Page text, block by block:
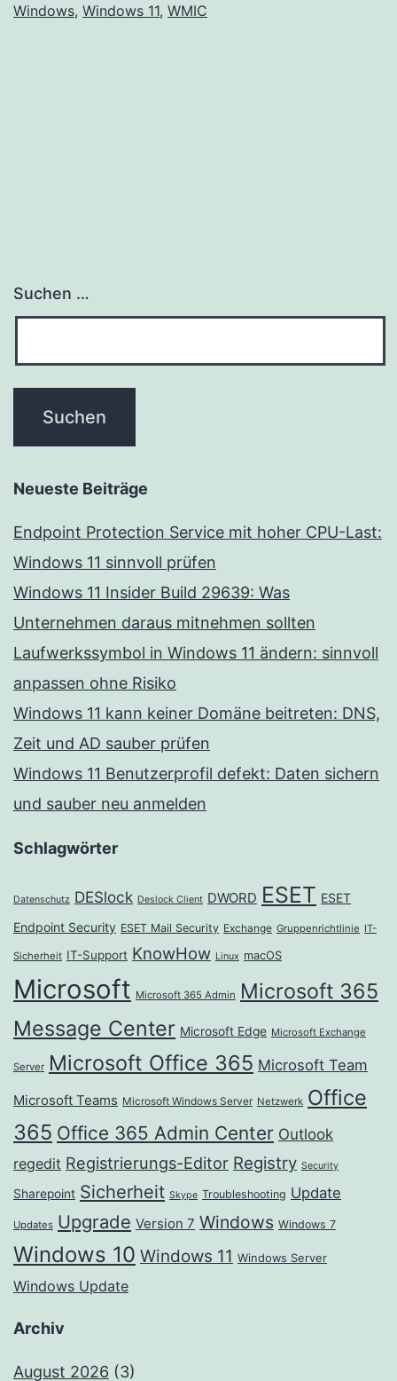
entfernte
Windows, Windows 11, WMIC
Suchen …
Neueste Beiträge
Endpoint Protection Service mit hoher CPU-Last:
Windows 11 sinnvoll prüfen
Windows 11 Insider Build 29639: Was
Unternehmen daraus mitnehmen sollten
Laufwerkssymbol in Windows 11 ändern: sinnvoll
anpassen ohne Risiko
Windows 11 kann keiner Domäne beitreten: DNS,
Zeit und AD sauber prüfen
Windows 11 Benutzerprofil defekt: Daten sichern
und sauber neu anmelden
Schlagwörter
Datenschutz DESlock Deslock Client DWORD ESET ESET
Endpoint Security ESET Mail Security Exchange Gruppenrichtlinie IT-
Sicherheit IT-Support KnowHow Linux macOS
Microsoft Microsoft 365 Admin Microsoft 365
Message Center Microsoft Edge Microsoft Exchange
Server Microsoft Office 365 Microsoft Team
Microsoft Teams Microsoft Windows Server Netzwerk Office
365 Office 365 Admin Center Outlook
regedit Registrierungs-Editor Registry Security
Sharepoint Sicherheit Skype Troubleshooting Update
Updates Upgrade Version 7 Windows Windows 7
Windows 10 Windows 11 Windows Server
Windows Update
Archiv
August 2026 (3)